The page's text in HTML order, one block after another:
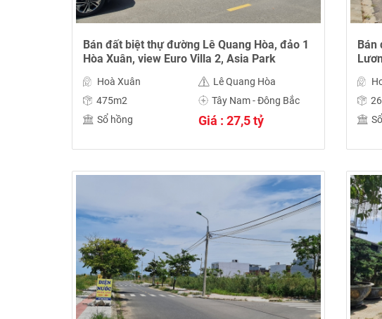
Bán đất biệt thự đường Lê Quang Hòa, đảo 1
Hòa Xuân, view Euro Villa 2, Asia Park
Hoà Xuân
Lê Quang Hòa
475m2
Tây Nam - Đông Bắc
Sổ hồng
Giá : 27,5 tỷ
Bán